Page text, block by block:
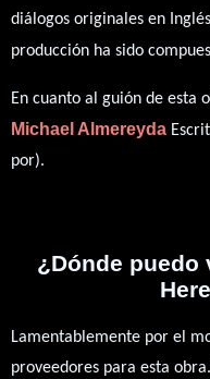
diálogos originales en Inglés
producción ha sido
En cuanto al guión de esta
Michael Almereyda
por).
¿Dónde puedo
Lamentablemente por el
proveedores para esta